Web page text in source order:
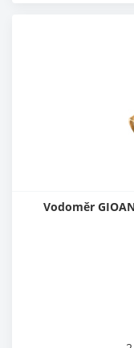
Vodoměr